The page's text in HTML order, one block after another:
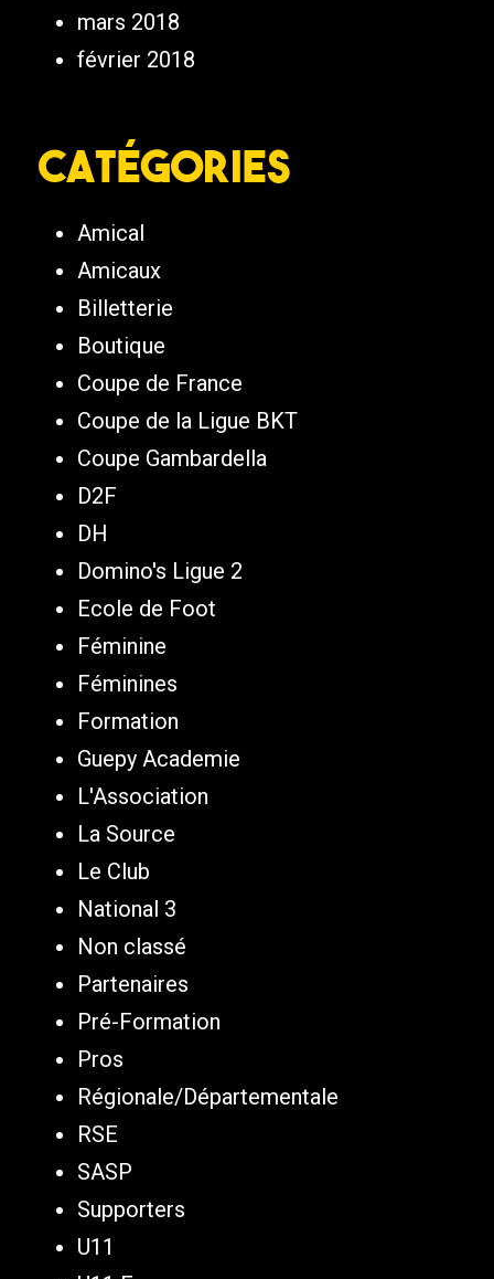
mars 2018
février 2018
Catégories
Amical
Amicaux
Billetterie
Boutique
Coupe de France
Coupe de la Ligue BKT
Coupe Gambardella
D2F
DH
Domino's Ligue 2
Ecole de Foot
Féminine
Féminines
Formation
Guepy Academie
L'Association
La Source
Le Club
National 3
Non classé
Partenaires
Pré-Formation
Pros
Régionale/Départementale
RSE
SASP
Supporters
U11